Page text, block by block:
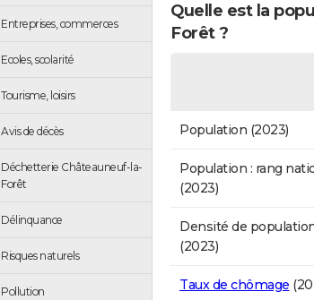
Entreprises, commerces
Ecoles, scolarité
Tourisme, loisirs
Avis de décès
Déchetterie Châteauneuf-la-
Forêt
Délinquance
Risques naturels
Pollution
Quelle est la
Forêt ?
Population (2023)
Population : rang
(2023)
Densité de
(2023)
Taux de chômage